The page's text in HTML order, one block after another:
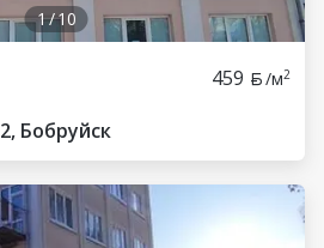
1/10
459 /м2
Бобруйск